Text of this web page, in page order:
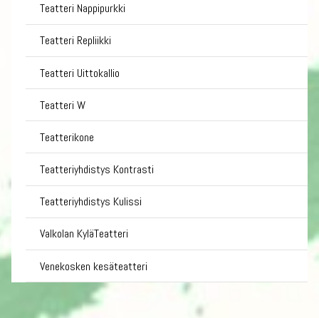
Teatteri Nappipurkki
Teatteri Repliikki
Teatteri Uittokallio
Teatteri W
Teatterikone
Teatteriyhdistys Kontrasti
Teatteriyhdistys Kulissi
Valkolan KyläTeatteri
Venekosken kesäteatteri